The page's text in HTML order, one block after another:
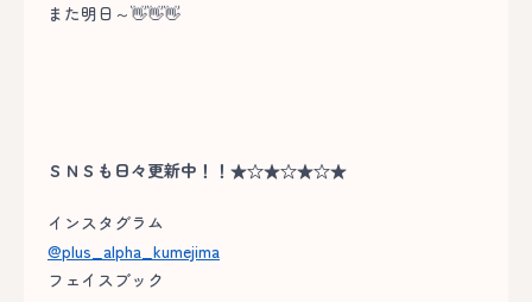
また明日～👋👋👋
ＳＮＳも日々更新中！！★☆★☆★☆★
インスタグラム
@plus_alpha_kumejima
フェイスブック